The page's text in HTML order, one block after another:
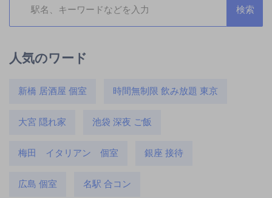
人気のワード
新橋 居酒屋 個室 時間無制限 飲み放題 東京
大宮 隠れ家 池袋 深夜 ご飯
梅田 イタリアン 個室 銀座 接待
広島 個室 名駅 合コン